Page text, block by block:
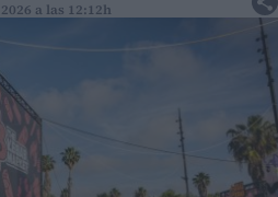
a las 12:12h